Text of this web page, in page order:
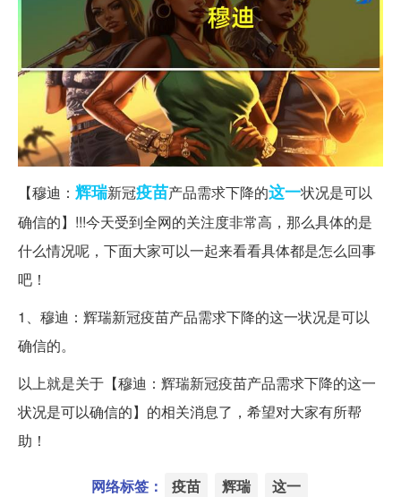
【穆迪： 辉瑞新冠疫苗产品需求下降的这一状况是可以
确信的】!!!今天受到全网的关注度非常高，那么具体的是
什么情况呢，下面大家可以一起来看看具体都是怎么回事
吧！
1、穆迪：辉瑞新冠疫苗产品需求下降的这一状况是可以
确信的。
以上就是关于【穆迪：辉瑞新冠疫苗产品需求下降的这一
状况是可以确信的】的相关消息了，希望对大家有所帮
助！
网络标签： 疫苗 辉瑞 这一